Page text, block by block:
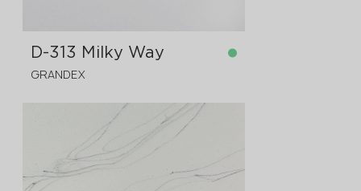
D-313 Milky Way
GRANDEX
3680x760x12 mm